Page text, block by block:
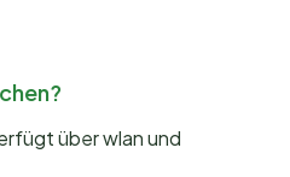
über wlan und